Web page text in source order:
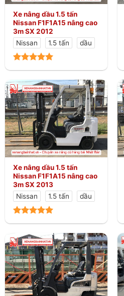
Xe nâng dầu 1.5 tấn
Nissan F1F1A15 nâng cao
3m SX 2012
Nissan
1.5 tấn dầu
Xe nâng dầu 1.5 tấn
Nissan F1F1A15 nâng cao
3m SX 2013
Nissan
1.5 tấn dầu